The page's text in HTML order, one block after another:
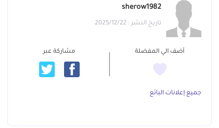
sherow1982
تاريخ النشر : 2025/12/22
أضف الي المفضلة مشاركة عبر
جميع إعلانات البائع